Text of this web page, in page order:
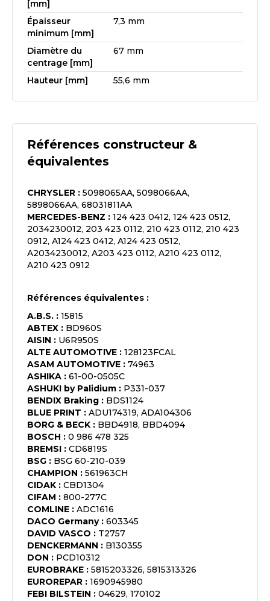
[mm]
Épaisseur
minimum [mm]
7,3 mm
Diamètre du
centrage [mm]
67 mm
Hauteur [mm] 55,6 mm
Références constructeur &
équivalentes
CHRYSLER : 5098065AA, 5098066AA,
5898066AA, 68031811AA
MERCEDES-BENZ : 124 423 0412, 124 423 0512,
2034230012, 203 423 0112, 210 423 0112, 210 423
0912, A124 423 0412, A124 423 0512,
A2034230012, A203 423 0112, A210 423 0112,
A210 423 0912
Références équivalentes :
A.B.S. : 15815
ABTEX : BD960S
AISIN : U6R950S
ALTE AUTOMOTIVE : 128123FCAL
ASAM AUTOMOTIVE : 74963
ASHIKA : 61-00-0505C
ASHUKI by Palidium : P331-037
BENDIX Braking : BDS1124
BLUE PRINT : ADU174319, ADA104306
BORG & BECK : BBD4918, BBD4094
BOSCH : 0 986 478 325
BREMSI : CD6819S
BSG : BSG 60-210-039
CHAMPION : 561963CH
CIDAK : CBD1304
CIFAM : 800-277C
COMLINE : ADC1616
DACO Germany: 603345
DAVID VASCO : T2757
DENCKERMANN : B130355
DON : PCD10312
EUROBRAKE : 5815203326, 5815313326
EUROREPAR : 1690945980
FEBI BILSTEIN : 04629, 170102